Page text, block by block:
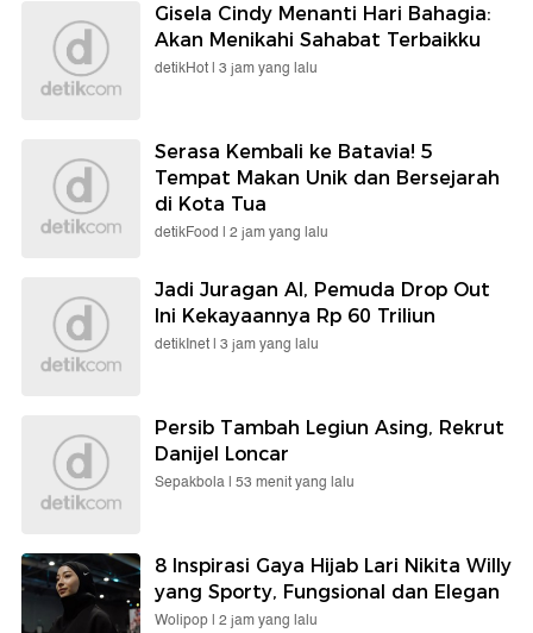
Gisela Cindy Menanti Hari Bahagia:
Akan Menikahi Sahabat Terbaikku
detikHot | 3 jam yang lalu
Serasa Kembali ke Batavia! 5
Tempat Makan Unik dan Bersejarah
di Kota Tua
detikFood | 2 jam yang lalu
Jadi Juragan AI, Pemuda Drop Out
Ini Kekayaannya Rp 60 Triliun
detikInet | 3 jam yang lalu
Persib Tambah Legiun Asing, Rekrut
Danijel Loncar
Sepakbola | 53 menit yang lalu
8 Inspirasi Gaya Hijab Lari Nikita Willy
yang Sporty, Fungsional dan Elegan
Wolipop | 2 jam yang lalu